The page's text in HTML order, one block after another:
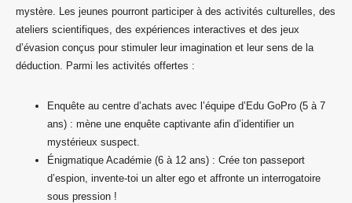
mystère. Les jeunes pourront participer à des activités culturelles, des
ateliers scientifiques, des expériences interactives et des jeux
d’évasion conçus pour stimuler leur imagination et leur sens de la
déduction. Parmi les activités offertes :
Enquête au centre d’achats avec l’équipe d’Edu GoPro (5 à 7
ans) : mène une enquête captivante afin d’identifier un
mystérieux suspect.
Énigmatique Académie (6 à 12 ans) : Crée ton passeport
d’espion, invente-toi un alter ego et affronte un interrogatoire
sous pression !